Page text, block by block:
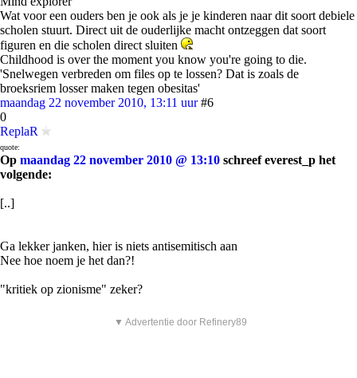
Wat voor een ouders ben je ook als je je kinderen naar dit soort debiele
scholen stuurt. Direct uit de ouderlijke macht ontzeggen dat soort
figuren en die scholen direct sluiten
Childhood is over the moment you know you're going to die.
'Snelwegen verbreden om files op te lossen? Dat is zoals de
broeksriem losser maken tegen obesitas'
maandag 22 november 2010, 13:11 uur #6
0
ReplaR
quote:
Op maandag 22 november 2010 @ 13:10 schreef everest_p het
volgende:
[..]
Ga lekker janken, hier is niets antisemitisch aan
Nee hoe noem je het dan?!
"kritiek op zionisme" zeker?
▼ Advertentie door Refinery89